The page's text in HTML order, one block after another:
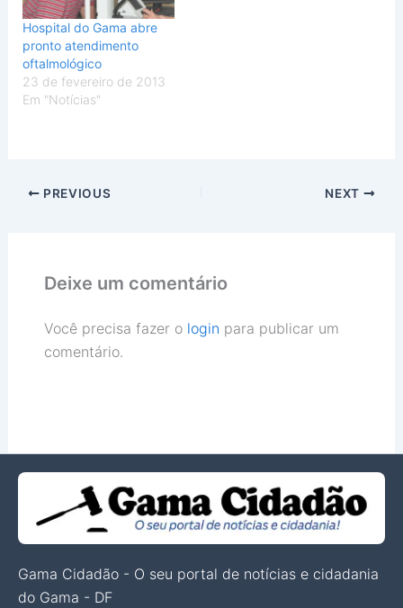
Hospital do Gama abre
pronto atendimento
oftalmológico
23 de fevereiro de 2013
Em "Notícias"
PREVIOUS NEXT
Deixe um comentário
Você precisa fazer o login para publicar um
comentário.
Gama Cidadão - O seu portal de notícias e cidadania
do Gama - DF